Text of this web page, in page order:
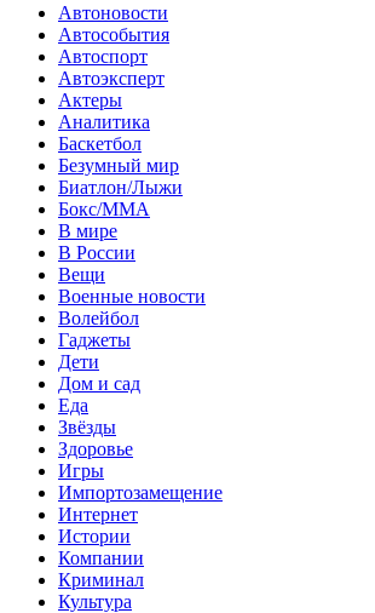
Автоновости
Автособытия
Автоспорт
Автоэксперт
Актеры
Аналитика
Баскетбол
Безумный мир
Биатлон/Лыжи
Бокс/MMA
В мире
В России
Вещи
Военные новости
Волейбол
Гаджеты
Дети
Дом и сад
Еда
Звёзды
Здоровье
Игры
Импортозамещение
Интернет
Истории
Компании
Криминал
Культура